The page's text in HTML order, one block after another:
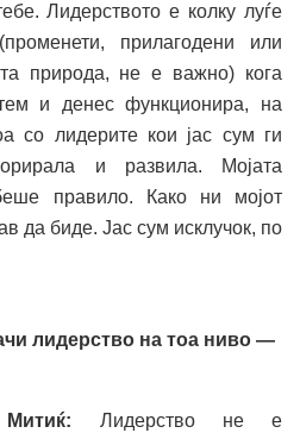
Лидерството е колку луѓе
прилагодени или
природа, не е важно) кога
и денес функционира, на
со лидерите кои јас сум ги
и развила. Мојата
правило. Како ни мојот
да биде. Јас сум исклучок, по
лидерство на тоа ниво —
Лидерство не е